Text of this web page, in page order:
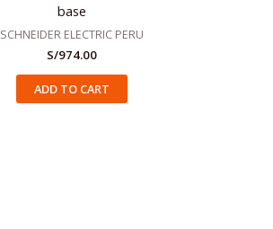
base
SCHNEIDER ELECTRIC PERU
S/974.00
ADD TO CART